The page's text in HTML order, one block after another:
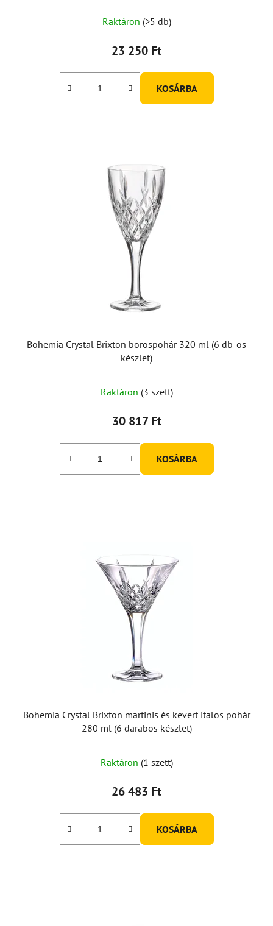
termék
átlagos
5-
Raktáron (>5 db)
23 250 Ft
KOSÁRBA
Bohemia Crystal Brixton borospohár 320 ml (6 db-os
készlet)
Raktáron (3 szett)
30 817 Ft
KOSÁRBA
Bohemia Crystal Brixton martinis és kevert italos pohár
280 ml (6 darabos készlet)
Raktáron (1 szett)
26 483 Ft
KOSÁRBA